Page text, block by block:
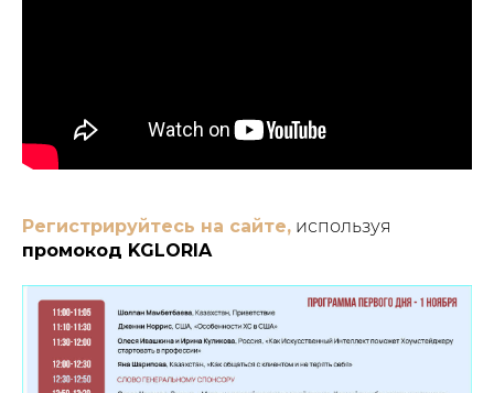
Регистрируйтесь на сайте, используя
промокод KGLORIA